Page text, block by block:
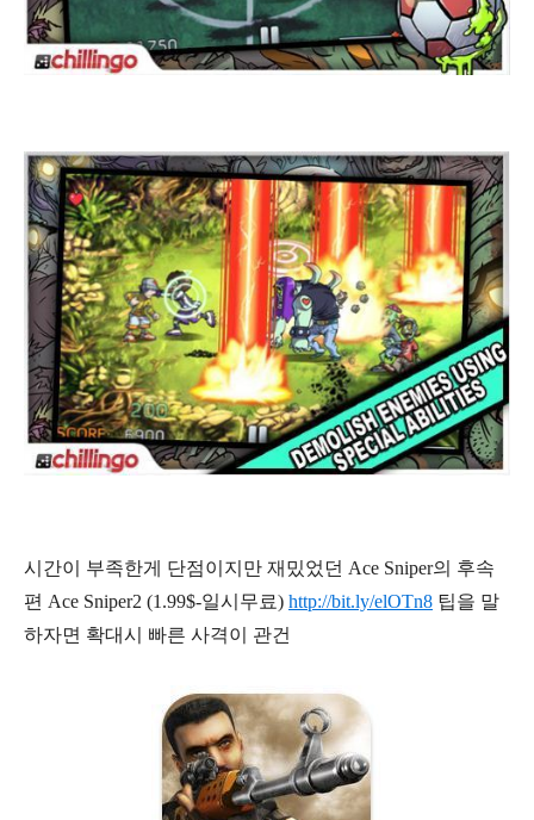
시간이 부족한게 단점이지만 재밌었던 Ace Sniper의 후속
편 Ace Sniper2 (1.99$-일시무료) http://bit.ly/elOTn8 팁을 말
하자면 확대시 빠른 사격이 관건